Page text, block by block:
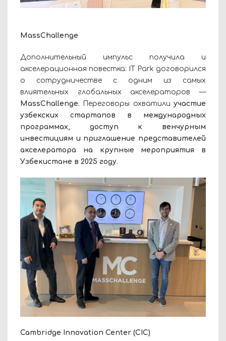
MassChallenge
Дополнительный импульс получила и
акселерационная повестка: IT Park договорился
о сотрудничестве с одним из самых
влиятельных глобальных акселераторов —
MassChallenge. Переговоры охватили участие
узбекских стартапов в международных
программах, доступ к венчурным
инвестициям и приглашение представителей
акселератора на крупные мероприятия в
Узбекистане в 2025 году.
Cambridge Innovation Center (CIC)